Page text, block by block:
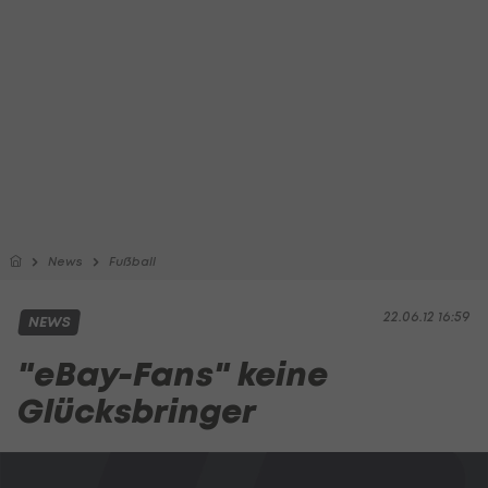
News Fußball
22.06.12 16:59
NEWS
"eBay-Fans" keine
Glücksbringer